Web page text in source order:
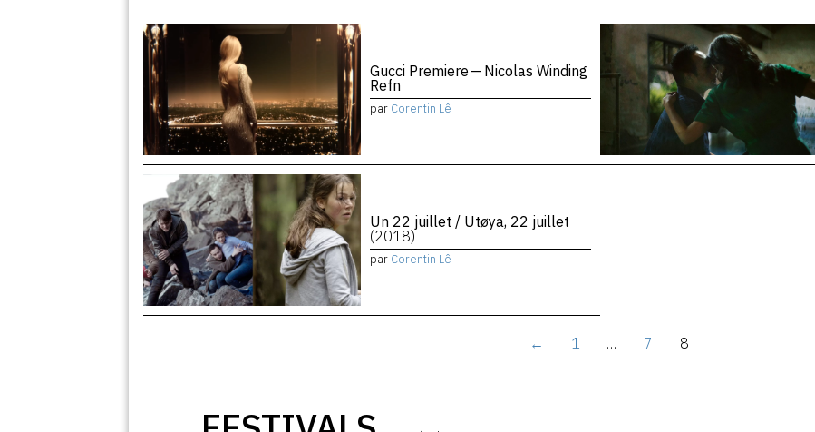
Gucci Premiere — Nicolas Winding
Refn
par Corentin Lê
Un 22 juillet / Utøya, 22 juillet
(2018)
par Corentin Lê
← 1 … 7 8